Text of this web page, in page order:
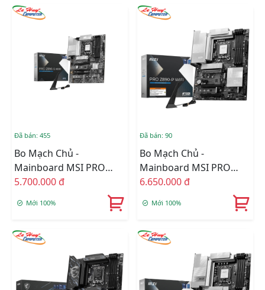
Đã bán: 455
Bo Mạch Chủ -
Mainboard MSI PRO
Z890-S WIFI DDR5
5.700.000 đ
Mới 100%
Đã bán: 90
Bo Mạch Chủ -
Mainboard MSI PRO
Z890-P WIFI DDR5
6.650.000 đ
Mới 100%